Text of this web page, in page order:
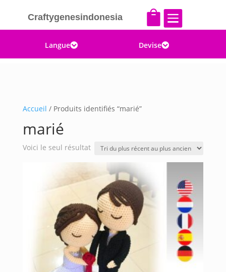
Craftygenesindonesia  
Langue Devise
Accueil / Produits identifiés “marié”
marié
Voici le seul résultat